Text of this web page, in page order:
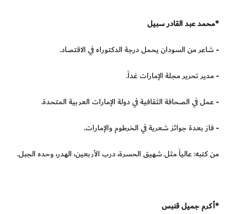
*محمد عبد القادر سبيل
- شاعر من السودان يحمل درجة الدكتوراه في الاقتصاد.
- مدير تحرير مجلة الإمارات غداً.
- عمل في الصحافة الثقافية في دولة الإمارات العربية المتحدة.
- فاز بعدة جوائز شعرية في الخرطوم والإمارات.
من كتبه: عالياً مثل شهيق الحسرة، درب الأربعين، الهدر، وحده الجبل.
*أكرم جميل قنبس